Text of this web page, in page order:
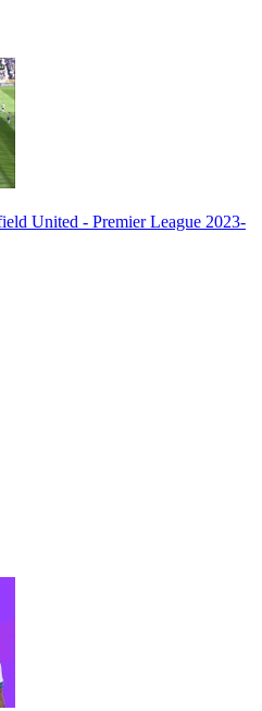
United - Premier League 2023-